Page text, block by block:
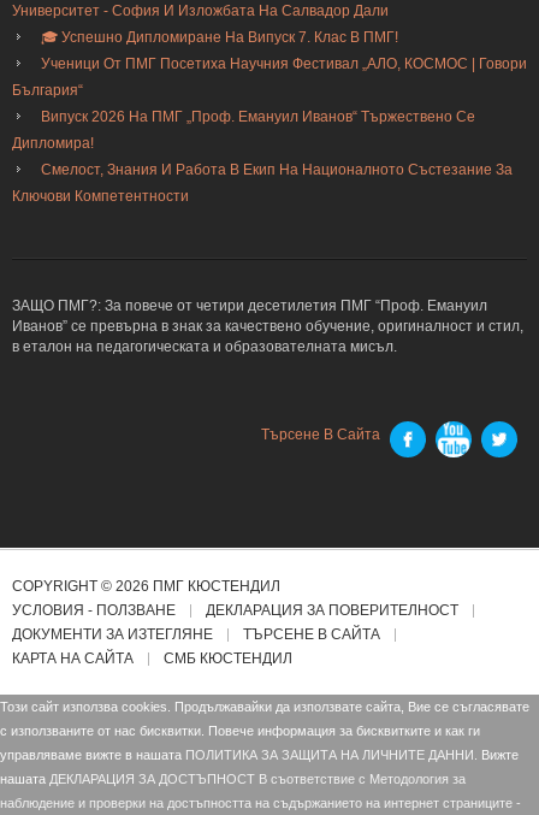
Университет - София И Изложбата На Салвадор Дали
🎓 Успешно Дипломиране На Випуск 7. Клас В ПМГ!
Ученици От ПМГ Посетиха Научния Фестивал „АЛО, КОСМОС | Говори
България“
Випуск 2026 На ПМГ „Проф. Емануил Иванов“ Тържествено Се
Дипломира!
Смелост, Знания И Работа В Екип На Националното Състезание За
Ключови Компетентности
ЗАЩО ПМГ?: За повече от четири десетилетия ПМГ “Проф. Емануил
Иванов” се превърна в знак за качествено обучение, оригиналност и стил,
в еталон на педагогическата и образователната мисъл.
Търсене В Сайта
COPYRIGHT © 2026 ПМГ КЮСТЕНДИЛ
УСЛОВИЯ - ПОЛЗВАНЕ
ДЕКЛАРАЦИЯ ЗА ПОВЕРИТЕЛНОСТ
ДОКУМЕНТИ ЗА ИЗТЕГЛЯНЕ
ТЪРСЕНЕ В САЙТА
КАРТА НА САЙТА
СМБ КЮСТЕНДИЛ
Този сайт използва cookies. Продължавайки да използвате сайта, Вие се съгласявате
с използваните от нас бисквитки. Повече информация за бисквитките и как ги
управляваме вижте в нашата ПОЛИТИКА ЗА ЗАЩИТА НА ЛИЧНИТЕ ДАННИ.
Вижте
нашата ДЕКЛАРАЦИЯ ЗА ДОСТЪПНОСТ В съответствие с Mетодология за
наблюдение и проверки на достъпността на съдържанието на интернет страниците -